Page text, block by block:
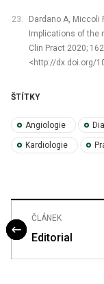
Dardano A, Miccoli
Implications of the
Clin Pract 2020;
<http://dx.doi.org/
ŠTÍTKY
Angiologie
Kardiologie
ČLÁNEK
Editorial